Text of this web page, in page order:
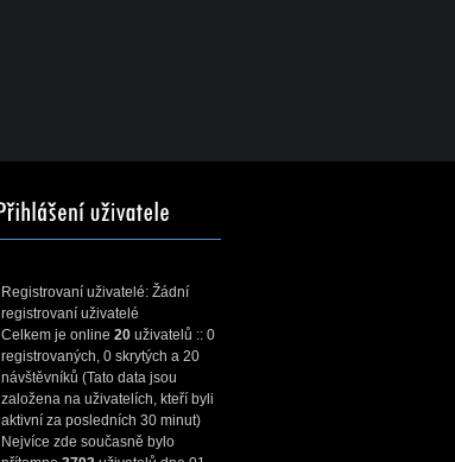
Registrovaní uživatelé: Žádní
registrovaní uživatelé
Celkem je online 20 uživatelů :: 0
registrovaných, 0 skrytých a 20
návštěvníků (Tato data jsou
založena na uživatelích, kteří byli
aktivní za posledních 30 minut)
Nejvíce zde současně bylo